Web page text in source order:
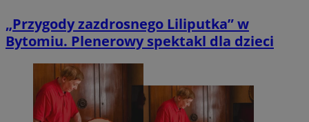
„Przygody zazdrosnego Liliputka” w
Bytomiu. Plenerowy spektakl dla dzieci